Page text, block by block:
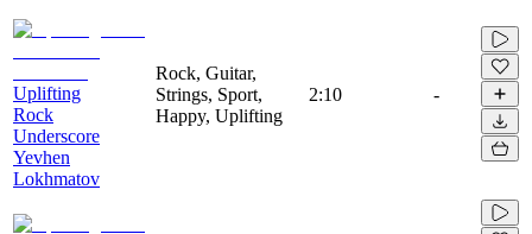
Uplifting
Rock
Underscore
Yevhen
Lokhmatov
Rock, Guitar,
Strings, Sport,
Happy, Uplifting
2:10 -